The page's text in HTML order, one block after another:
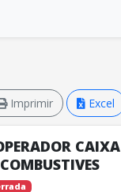
Imprimir Excel
CAIXA